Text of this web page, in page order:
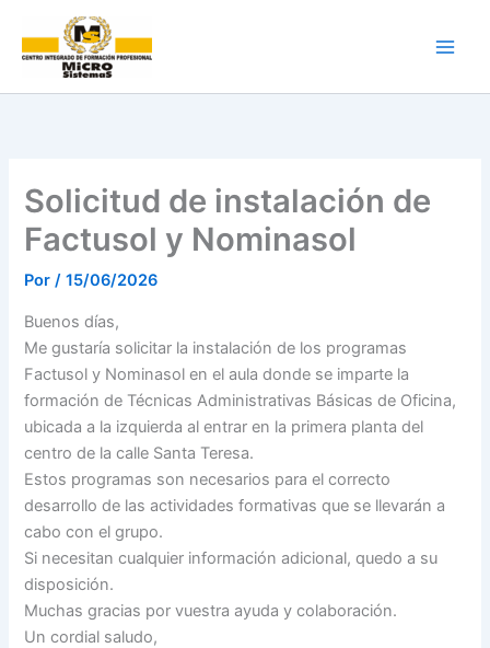
contenido
Solicitud de instalación de
Factusol y Nominasol
Por/15/06/2026
Buenos días,
Me gustaría solicitar la instalación de los programas
Factusol y Nominasol en el aula donde se imparte la
formación de Técnicas Administrativas Básicas de Oficina,
ubicada a la izquierda al entrar en la primera planta del
centro de la calle Santa Teresa.
Estos programas son necesarios para el correcto
desarrollo de las actividades formativas que se llevarán a
cabo con el grupo.
Si necesitan cualquier información adicional, quedo a su
disposición.
Muchas gracias por vuestra ayuda y colaboración.
Un cordial saludo,